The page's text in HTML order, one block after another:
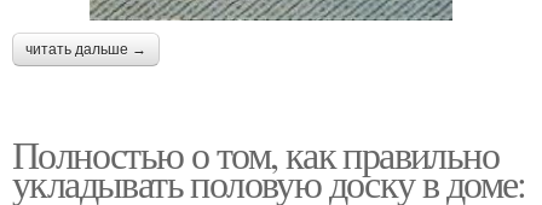
читать дальше →
Полностью о том, как правильно
укладывать половую доску в доме: